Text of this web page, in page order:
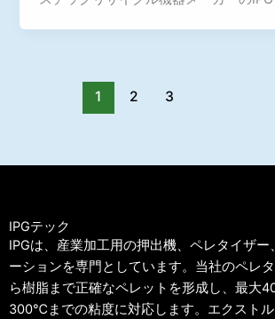
1 2 3
IPGテック
IPGは、産業加工用の押出機、ペレタイザー
ーションを専門としています。当社のペレ
ら樹脂まで正確なペレットを形成し、最大
300℃までの粘度に対応します。エクスト